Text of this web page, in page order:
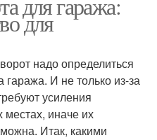
для гаража:
для
надо определиться
гаража. И не только из-за
усиления
иначе их
Итак, какими